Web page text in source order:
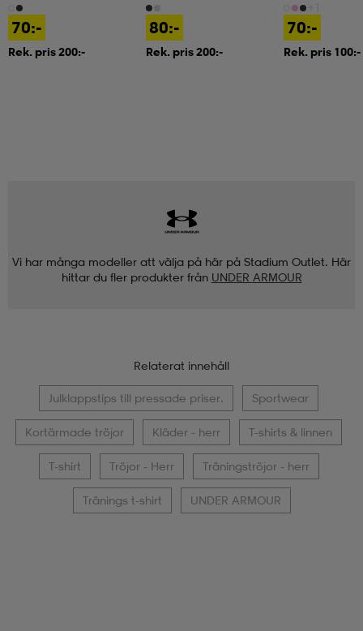
70:-
Rek. pris 200:-
80:-
Rek. pris 200:-
70:-
Rek. pris 100:-
Vi har många modeller att välja på här på Stadium Outlet. Här
hittar du fler produkter från UNDER ARMOUR
Relaterat innehåll
Julklappstips till pressade priser. Sportwear
Kortärmade tröjor Kläder - herr T-shirts & linnen
T-shirt Tröjor - Herr Träningströjor - herr
Tränings t-shirt UNDER ARMOUR